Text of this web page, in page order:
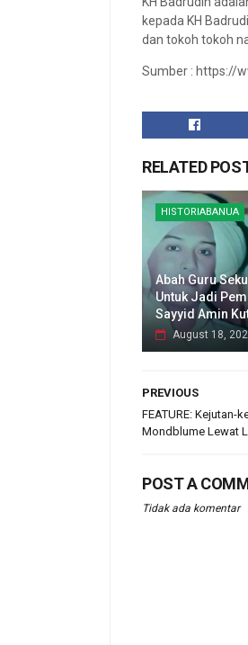
kepada KH
dan tokoh tokoh
Sumber : https://
RELATED
HISTORIABANUA
Abah Guru
Untuk Jadi
Sayyid Amin
August 18,
PREVIOUS
FEATURE: Kejutan-
Mondblume Lewat
POST A
Tidak ada komentar